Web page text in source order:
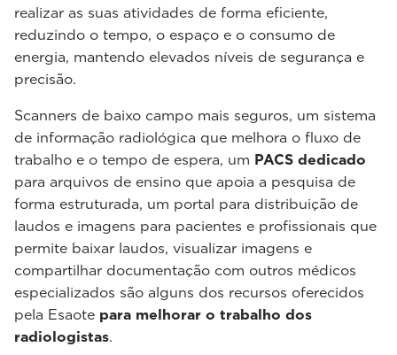
realizar as suas atividades de forma eficiente,
reduzindo o tempo, o espaço e o consumo de
energia, mantendo elevados níveis de segurança e
precisão.
Scanners de baixo campo mais seguros, um sistema
de informação radiológica que melhora o fluxo de
trabalho e o tempo de espera, um PACS dedicado
para arquivos de ensino que apoia a pesquisa de
forma estruturada, um portal para distribuição de
laudos e imagens para pacientes e profissionais que
permite baixar laudos, visualizar imagens e
compartilhar documentação com outros médicos
especializados são alguns dos recursos oferecidos
pela Esaote para melhorar o trabalho dos
radiologistas.